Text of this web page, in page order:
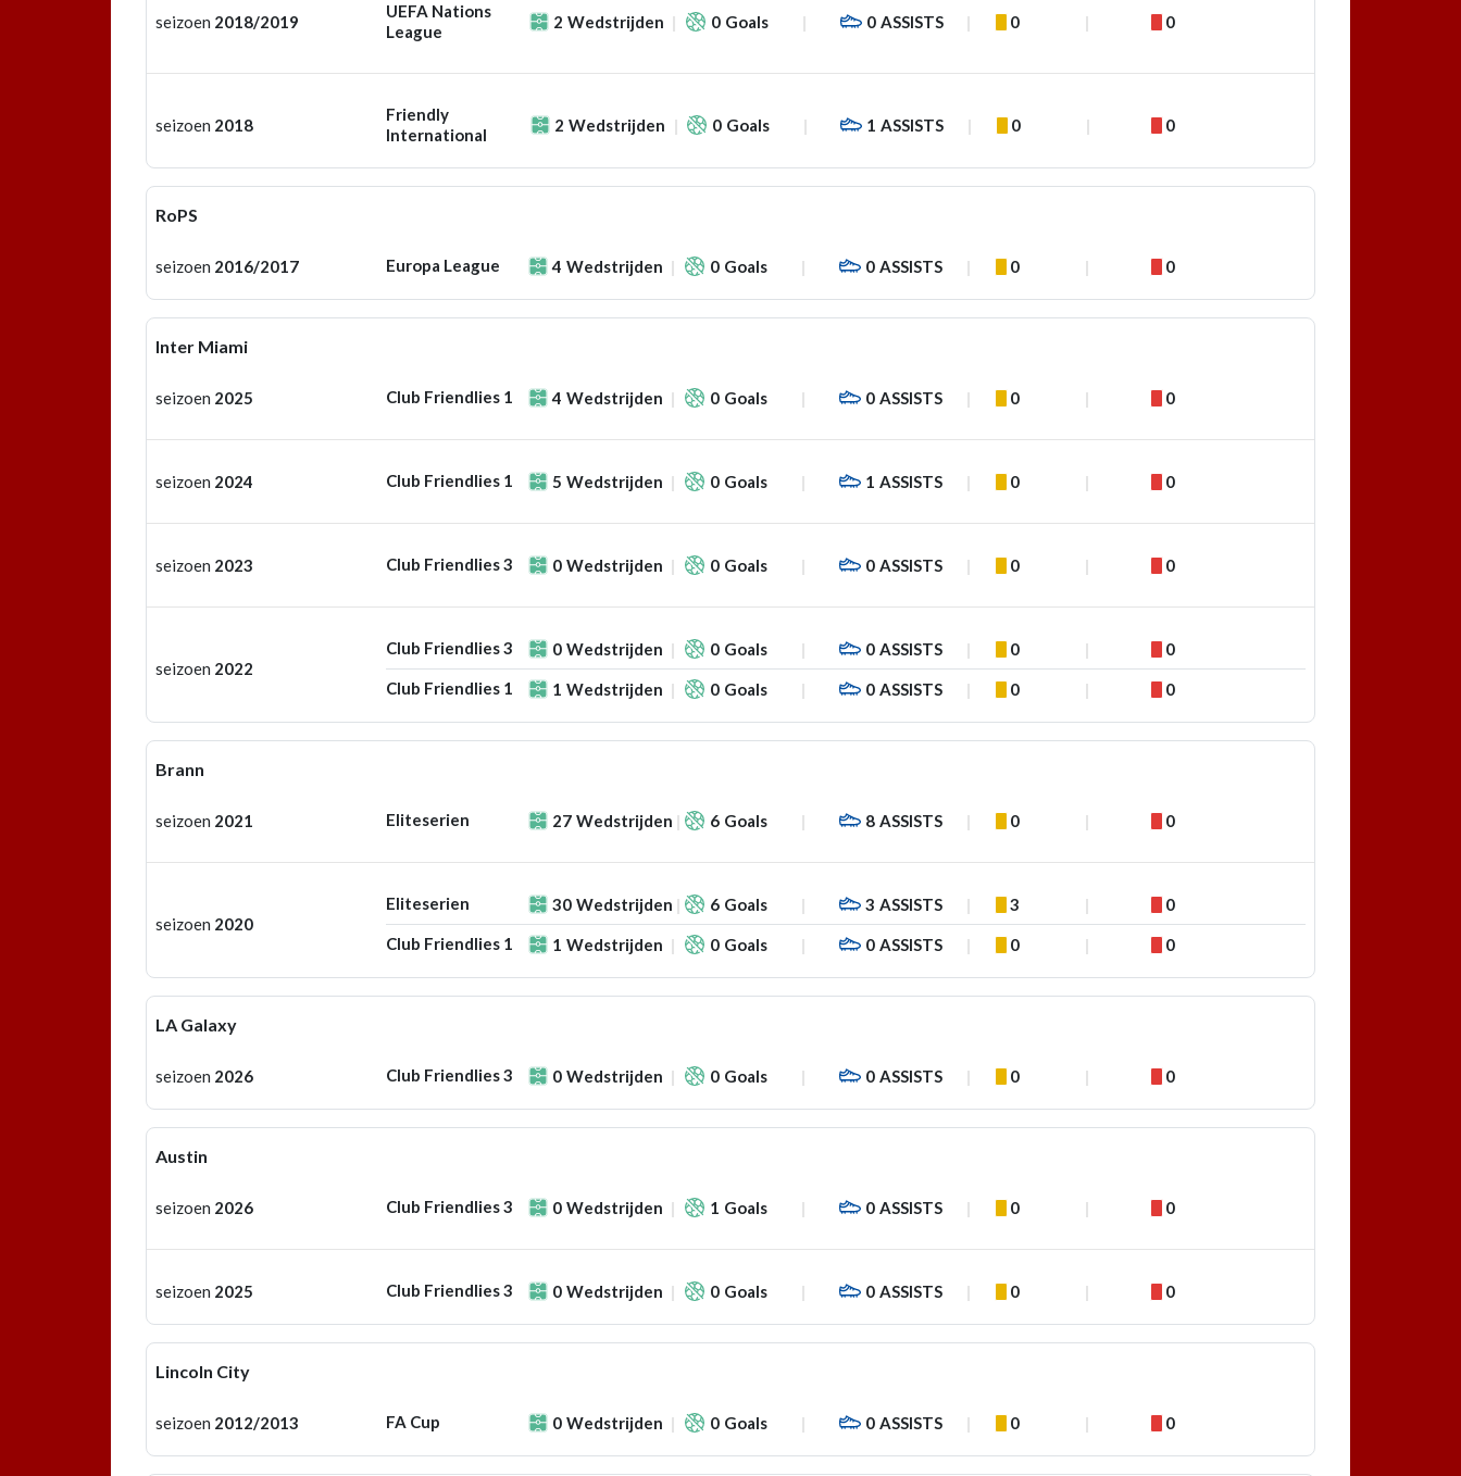
seizoen 2018/2019
UEFA Nations
League
2 Wedstrijden 0 Goals 0 ASSISTS 0 0
seizoen 2018
Friendly
International
2 Wedstrijden 0 Goals 1 ASSISTS 0 0
RoPS
seizoen 2016/2017 Europa League 4 Wedstrijden 0 Goals 0 ASSISTS 0 0
Inter Miami
seizoen 2025 Club Friendlies 1 4 Wedstrijden 0 Goals 0 ASSISTS 0 0
seizoen 2024 Club Friendlies 1 5 Wedstrijden 0 Goals 1 ASSISTS 0 0
seizoen 2023 Club Friendlies 3 0 Wedstrijden 0 Goals 0 ASSISTS 0 0
seizoen 2022
Club Friendlies 3 0 Wedstrijden 0 Goals 0 ASSISTS 0 0
Club Friendlies 1 1 Wedstrijden 0 Goals 0 ASSISTS 0 0
Brann
seizoen 2021 Eliteserien 27 Wedstrijden 6 Goals 8 ASSISTS 0 0
seizoen 2020
Eliteserien 30 Wedstrijden 6 Goals 3 ASSISTS 3 0
Club Friendlies 1 1 Wedstrijden 0 Goals 0 ASSISTS 0 0
LA Galaxy
seizoen 2026 Club Friendlies 3 0 Wedstrijden 0 Goals 0 ASSISTS 0 0
Austin
seizoen 2026 Club Friendlies 3 0 Wedstrijden 1 Goals 0 ASSISTS 0 0
seizoen 2025 Club Friendlies 3 0 Wedstrijden 0 Goals 0 ASSISTS 0 0
Lincoln City
seizoen 2012/2013 FA Cup 0 Wedstrijden 0 Goals 0 ASSISTS 0 0